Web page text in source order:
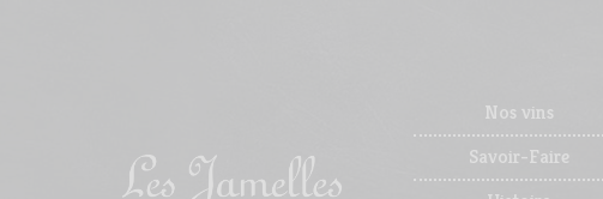
Nos vins
Savoir-Faire